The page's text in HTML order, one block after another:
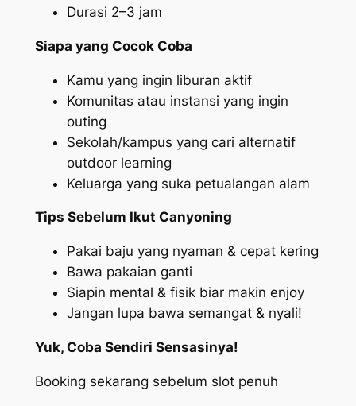
Durasi 2–3 jam
Siapa yang Cocok Coba
Kamu yang ingin liburan aktif
Komunitas atau instansi yang ingin
outing
Sekolah/kampus yang cari alternatif
outdoor learning
Keluarga yang suka petualangan alam
Tips Sebelum Ikut Canyoning
Pakai baju yang nyaman & cepat kering
Bawa pakaian ganti
Siapin mental & fisik biar makin enjoy
Jangan lupa bawa semangat & nyali!
Yuk, Coba Sendiri Sensasinya!
Booking sekarang sebelum slot penuh